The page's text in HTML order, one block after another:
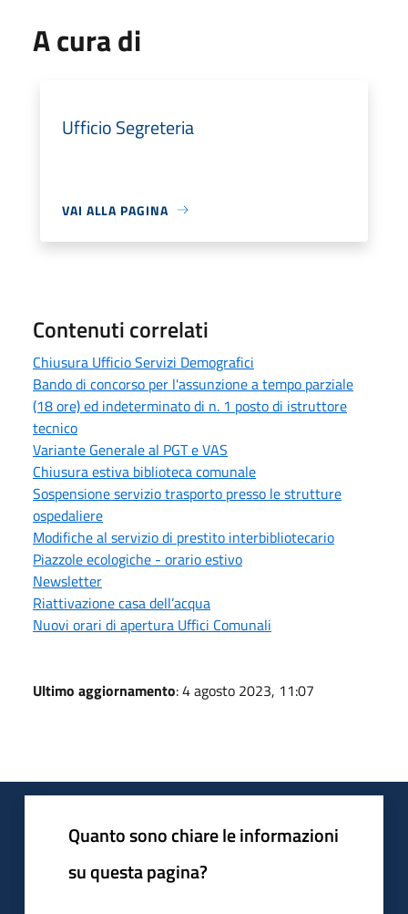
A cura di
Ufficio Segreteria
VAI ALLA PAGINA
Contenuti correlati
Chiusura Ufficio Servizi Demografici
Bando di concorso per l'assunzione a tempo parziale
(18 ore) ed indeterminato di n. 1 posto di istruttore
tecnico
Variante Generale al PGT e VAS
Chiusura estiva biblioteca comunale
Sospensione servizio trasporto presso le strutture
ospedaliere
Modifiche al servizio di prestito interbibliotecario
Piazzole ecologiche - orario estivo
Newsletter
Riattivazione casa dell’acqua
Nuovi orari di apertura Uffici Comunali
Ultimo aggiornamento: 4 agosto 2023, 11:07
Quanto sono chiare le informazioni
su questa pagina?